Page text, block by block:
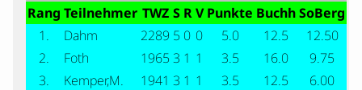
Rang Teilnehmer TWZ S RV Punkte BuchhSoBerg
1.
Dahm 2289 5 0 0 5.0 12.5
12.50
2.
Foth 1965 3 1 1 3.5 16.0
9.75
3.
Kemper,M. 1941 3 1 1 3.5 12.5
6.00